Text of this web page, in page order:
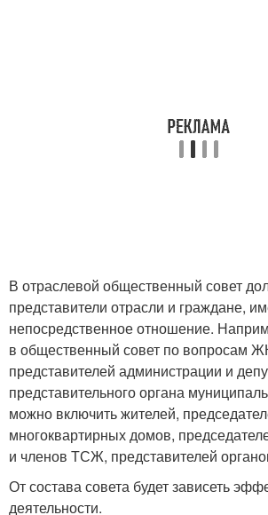
В отраслевой общественный совет
представители отрасли и граждане,
непосредственное отношение.
в общественный совет по вопросам
представителей администрации и
представительного органа
можно включить жителей,
многоквартирных домов,
и членов ТСЖ, представителей
От состава совета будет зависеть
деятельности.